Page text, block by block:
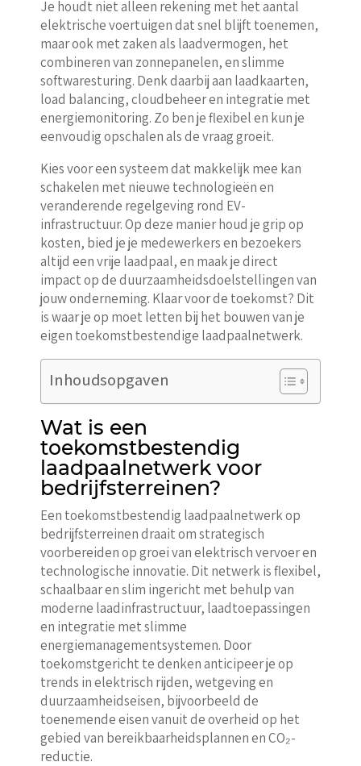
Je houdt niet alleen rekening met het aantal
elektrische voertuigen dat snel blijft toenemen,
maar ook met zaken als laadvermogen, het
combineren van zonnepanelen, en slimme
softwaresturing. Denk daarbij aan laadkaarten,
load balancing, cloudbeheer en integratie met
energiemonitoring. Zo ben je flexibel en kun je
eenvoudig opschalen als de vraag groeit.
Kies voor een systeem dat makkelijk mee kan
schakelen met nieuwe technologieën en
veranderende regelgeving rond EV-
infrastructuur. Op deze manier houd je grip op
kosten, bied je je medewerkers en bezoekers
altijd een vrije laadpaal, en maak je direct
impact op de duurzaamheidsdoelstellingen van
jouw onderneming. Klaar voor de toekomst? Dit
is waar je op moet letten bij het bouwen van je
eigen toekomstbestendige laadpaalnetwerk.
Inhoudsopgaven
Wat is een
toekomstbestendig
laadpaalnetwerk voor
bedrijfsterreinen?
Een toekomstbestendig laadpaalnetwerk op
bedrijfsterreinen draait om strategisch
voorbereiden op groei van elektrisch vervoer en
technologische innovatie. Dit netwerk is flexibel,
schaalbaar en slim ingericht met behulp van
moderne laadinfrastructuur, laadtoepassingen
en integratie met slimme
energiemanagementsystemen. Door
toekomstgericht te denken anticipeer je op
trends in elektrisch rijden, wetgeving en
duurzaamheidseisen, bijvoorbeeld de
toenemende eisen vanuit de overheid op het
gebied van bereikbaarheidsplannen en CO₂-
reductie.